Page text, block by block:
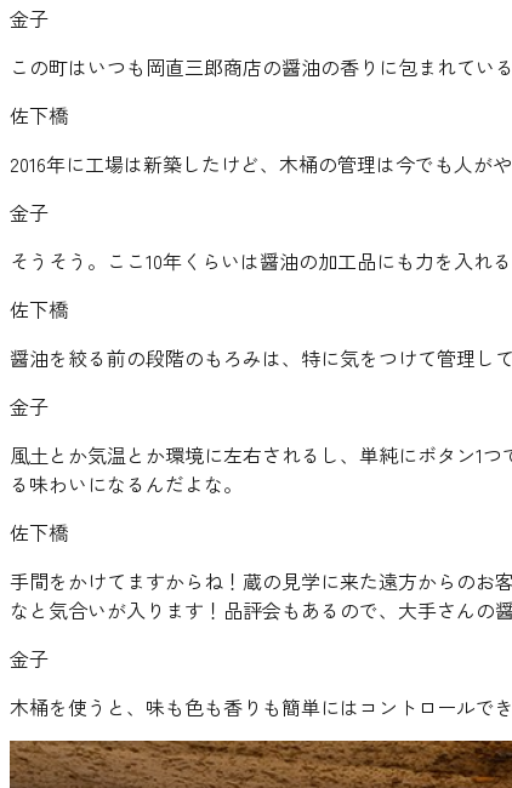
金子
この町はいつも岡直三郎商店の醤油の香りに包まれてい
佐下橋
2016年に工場は新築したけど、木桶の管理は今でも人が
金子
そうそう。ここ10年くらいは醤油の加工品にも力を入れ
佐下橋
醤油を絞る前の段階のもろみは、特に気をつけて管理し
金子
風土とか気温とか環境に左右されるし、単純にボタン1
る味わいになるんだよな。
佐下橋
手間をかけてますからね！蔵の見学に来た遠方からのお
なと気合いが入ります！品評会もあるので、大手さんの
金子
木桶を使うと、味も色も香りも簡単にはコントロールで